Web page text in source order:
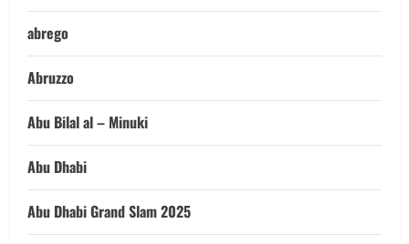
abrego
Abruzzo
Abu Bilal al – Minuki
Abu Dhabi
Abu Dhabi Grand Slam 2025